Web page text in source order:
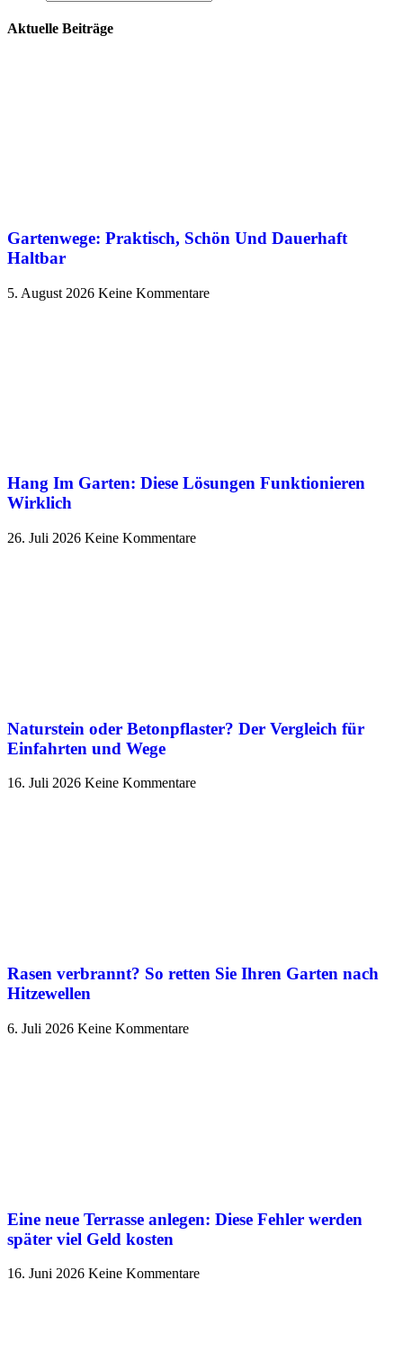
Aktuelle Beiträge
Gartenwege: Praktisch, Schön Und Dauerhaft
Haltbar
5. August 2026 Keine Kommentare
Hang Im Garten: Diese Lösungen Funktionieren
Wirklich
26. Juli 2026 Keine Kommentare
Naturstein oder Betonpflaster? Der Vergleich für
Einfahrten und Wege
16. Juli 2026 Keine Kommentare
Rasen verbrannt? So retten Sie Ihren Garten nach
Hitzewellen
6. Juli 2026 Keine Kommentare
Eine neue Terrasse anlegen: Diese Fehler werden
später viel Geld kosten
16. Juni 2026 Keine Kommentare